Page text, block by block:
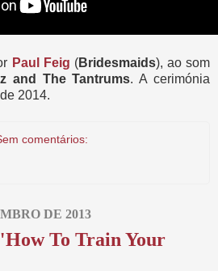
Paul Feig (Bridesmaids), ao som
and The Tantrums. A cerimónia
2014.
comentários:
DE 2013
To Train Your